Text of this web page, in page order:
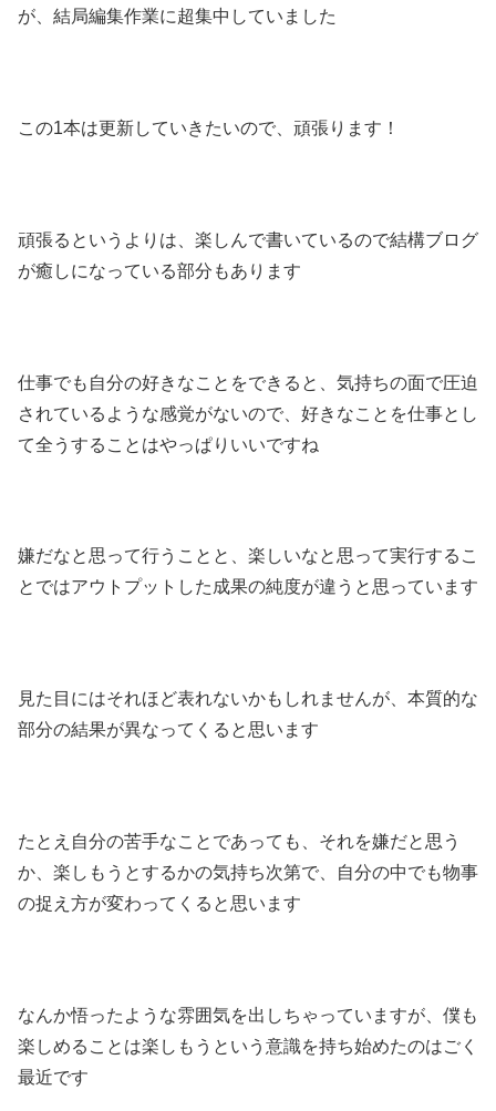
が、結局編集作業に超集中していました
この1本は更新していきたいので、頑張ります！
頑張るというよりは、楽しんで書いているので結構ブログ
が癒しになっている部分もあります
仕事でも自分の好きなことをできると、気持ちの面で圧迫
されているような感覚がないので、好きなことを仕事とし
て全うすることはやっぱりいいですね
嫌だなと思って行うことと、楽しいなと思って実行するこ
とではアウトプットした成果の純度が違うと思っています
見た目にはそれほど表れないかもしれませんが、本質的な
部分の結果が異なってくると思います
たとえ自分の苦手なことであっても、それを嫌だと思う
か、楽しもうとするかの気持ち次第で、自分の中でも物事
の捉え方が変わってくると思います
なんか悟ったような雰囲気を出しちゃっていますが、僕も
楽しめることは楽しもうという意識を持ち始めたのはごく
最近です